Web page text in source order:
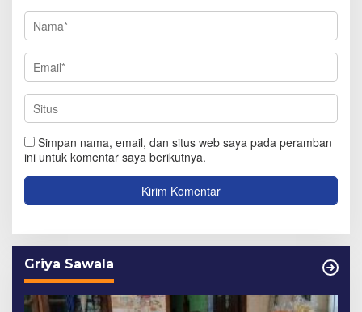
Simpan nama, email, dan situs web saya pada peramban
ini untuk komentar saya berikutnya.
Griya Sawala